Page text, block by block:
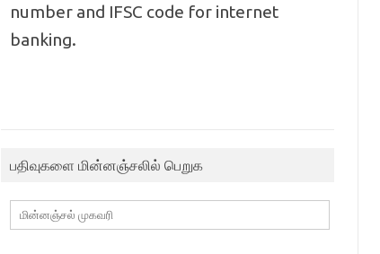
number and IFSC code for internet
banking.
பதிவுகளை மின்னஞ்சலில் பெறுக
மின்னஞ்சல்
முகவரி